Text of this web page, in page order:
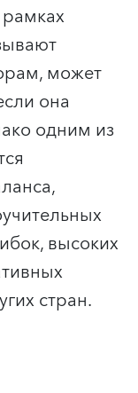
может
она
одним из
высоких
стран.